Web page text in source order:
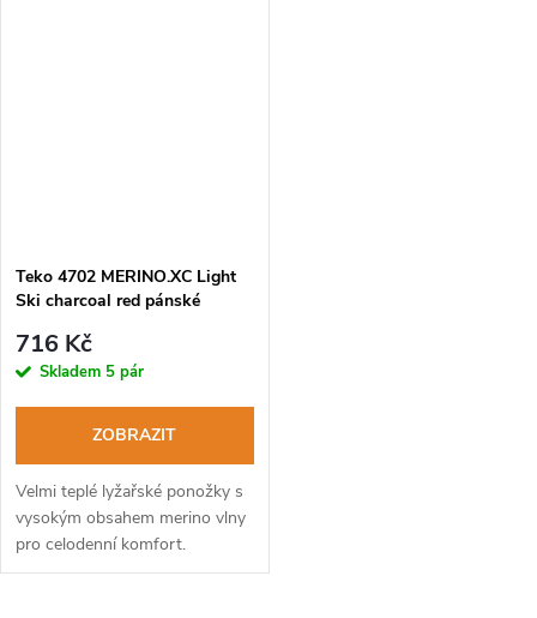
Teko 4702 MERINO.XC Light
Ski charcoal red pánské
716 Kč
Skladem 5 pár
ZOBRAZIT
Velmi teplé lyžařské ponožky s
vysokým obsahem merino vlny
pro celodenní komfort.